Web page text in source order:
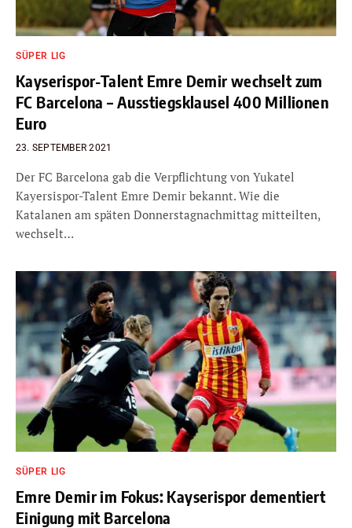
SÜPER LIG
Kayserispor-Talent Emre Demir wechselt zum
FC Barcelona – Ausstiegsklausel 400 Millionen
Euro
23. SEPTEMBER 2021
Der FC Barcelona gab die Verpflichtung von Yukatel
Kayersispor-Talent Emre Demir bekannt. Wie die
Katalanen am späten Donnerstagnachmittag mitteilten,
wechselt…
SÜPER LIG
Emre Demir im Fokus: Kayserispor dementiert
Einigung mit Barcelona